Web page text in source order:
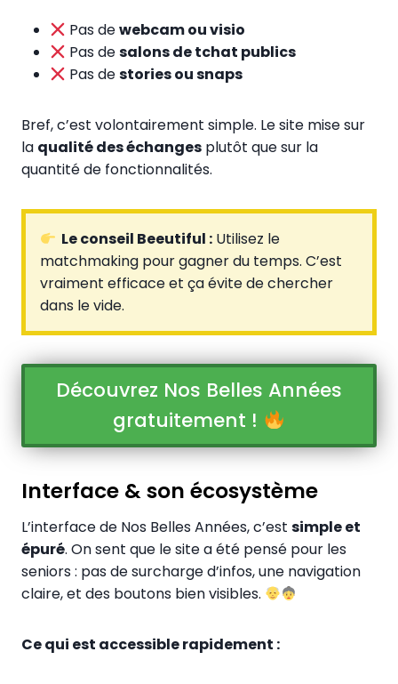
Pas dewebcam ou visio
Pas desalons de tchat publics
Pas destories ou snaps
Bref, c’est volontairement simple. Le site mise sur
la qualité des échanges plutôt que sur la
quantité de fonctionnalités.
Le conseil Beeutiful : Utilisez le
matchmaking pour gagner du temps. C’est
vraiment efficace et ça évite de chercher
dans le vide.
Découvrez Nos Belles Années
gratuitement !
Interface & son écosystème
L’interface de Nos Belles Années, c’est simple et
épuré. On sent que le site a été pensé pour les
seniors : pas de surcharge d’infos, une navigation
claire, et des boutons bien visibles.
Ce qui est accessible rapidement :